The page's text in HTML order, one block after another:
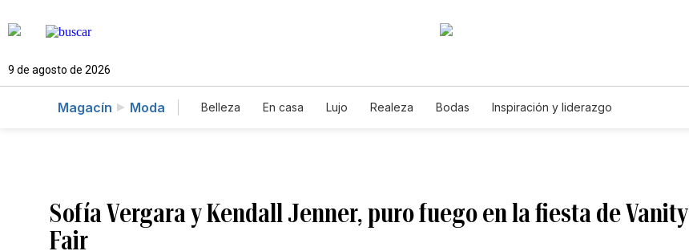
9 de agosto de 2026
Magacín Moda Belleza En casa Lujo Realeza Bodas Inspiración y liderazgo
Sofía Vergara y Kendall Jenner, puro fuego en la fiesta de Vanity
Fair